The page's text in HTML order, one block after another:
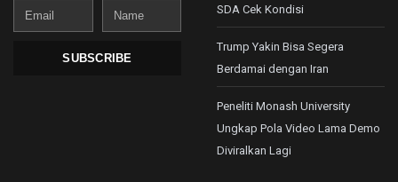
Email
Name
SUBSCRIBE
SDA Cek Kondisi
Trump Yakin Bisa Segera
Berdamai dengan Iran
Peneliti Monash University
Ungkap Pola Video Lama Demo
Diviralkan Lagi